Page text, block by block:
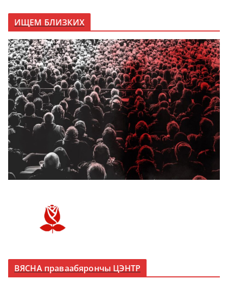
ИЩЕМ БЛИЗКИХ
ВЯСНА праваабярончы ЦЭНТР